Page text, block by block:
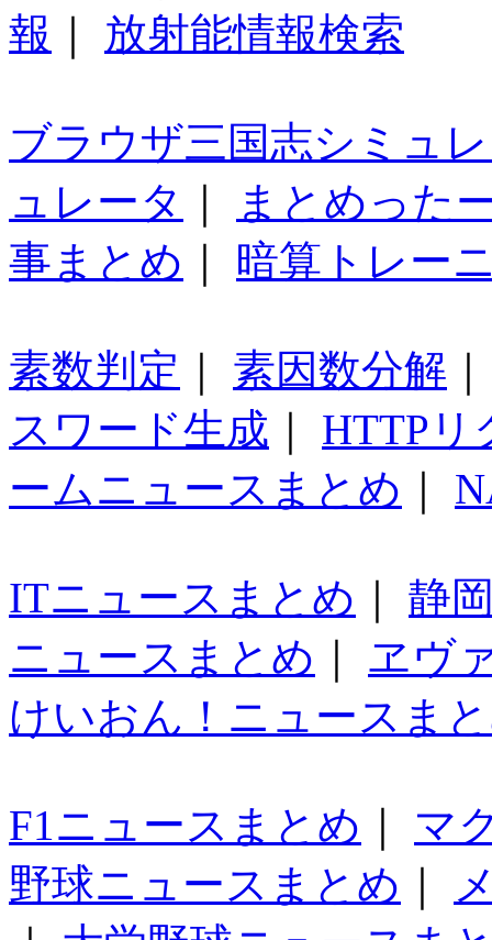
報
放射能情報検索
ブラウザ三国志シミュ
ュレータ
まとめった
事まとめ
暗算トレー
素数判定 素因数分解
スワード生成
HTTPリ
ームニュースまとめ
ITニュースまとめ
静
ニュースまとめ
ヱヴ
けいおん！ニュースま
F1ニュースまとめ
マ
野球ニュースまとめ